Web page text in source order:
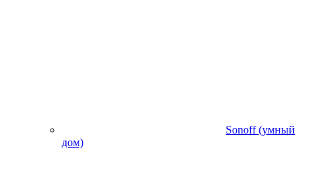
Sonoff (умный
дом)